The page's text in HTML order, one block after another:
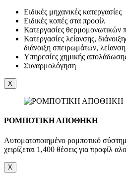
Ειδικές μηχανικές κατεργασίες
Ειδικές κοπές στα προφίλ
Κατεργασίες θερμομονωτικών
Κατεργασίες λείανσης,
διάνοιξη σπειρωμάτων,
Υπηρεσίες χημικής
Συναρμολόγηση
X
ΡΟΜΠΟΤΙΚΗ ΑΠΟΘΗΚΗ
Αυτοματοποιημένο ρομποτικό
χειρίζεται 1,400 θέσεις για προφίλ
X